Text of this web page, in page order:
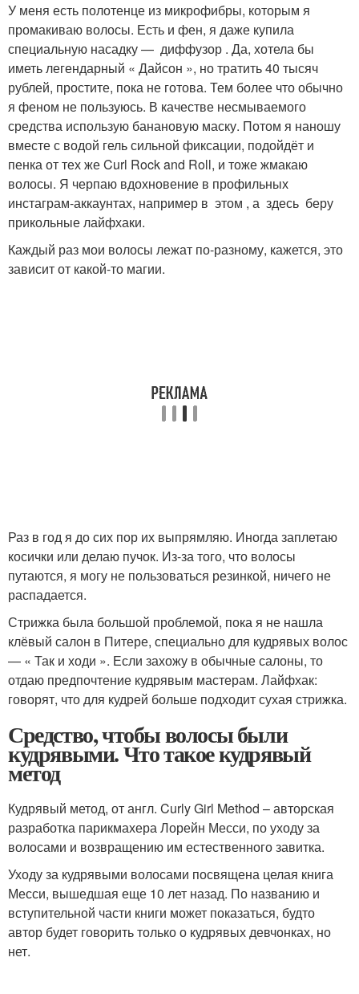
У меня есть полотенце из микрофибры, которым я
промакиваю волосы. Есть и фен, я даже купила
специальную насадку — диффузор . Да, хотела бы
иметь легендарный « Дайсон », но тратить 40 тысяч
рублей, простите, пока не готова. Тем более что обычно
я феном не пользуюсь. В качестве несмываемого
средства использую банановую маску. Потом я наношу
вместе с водой гель сильной фиксации, подойдёт и
пенка от тех же Curl Rock and Roll, и тоже жмакаю
волосы. Я черпаю вдохновение в профильных
инстаграм-аккаунтах, например в этом , а здесь беру
прикольные лайфхаки.
Каждый раз мои волосы лежат по-разному, кажется, это
зависит от какой-то магии.
Раз в год я до сих пор их выпрямляю. Иногда заплетаю
косички или делаю пучок. Из-за того, что волосы
путаются, я могу не пользоваться резинкой, ничего не
распадается.
Стрижка была большой проблемой, пока я не нашла
клёвый салон в Питере, специально для кудрявых волос
— « Так и ходи ». Если захожу в обычные салоны, то
отдаю предпочтение кудрявым мастерам. Лайфхак:
говорят, что для кудрей больше подходит сухая стрижка.
Средство, чтобы волосы были
кудрявыми. Что такое кудрявый
метод
Кудрявый метод, от англ. Curly Girl Method – авторская
разработка парикмахера Лорейн Месси, по уходу за
волосами и возвращению им естественного завитка.
Уходу за кудрявыми волосами посвящена целая книга
Месси, вышедшая еще 10 лет назад. По названию и
вступительной части книги может показаться, будто
автор будет говорить только о кудрявых девчонках, но
нет.